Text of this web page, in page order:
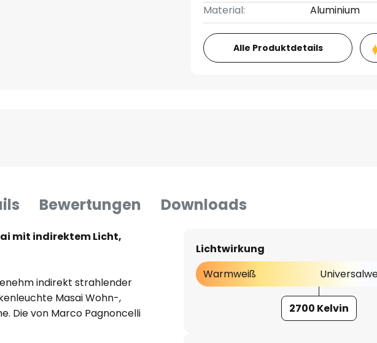
Material:
Aluminium
Alle Produktdetails
Bewertungen Downloads
mit indirektem Licht,
indirekt strahlender
Masai Wohn-,
Die von Marco Pagnoncelli
entworfene Leuchtenserie
Lichtwirkung
Warmweiß
2700 Kelvin